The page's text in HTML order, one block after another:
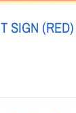
SIGN